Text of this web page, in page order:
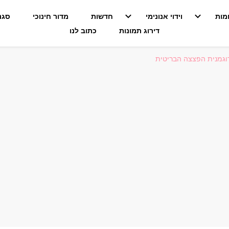
וידוי אנונימי חדשות מדור חינוכי
דירוג תמונות
כתוב לנו
הפצצה הבריטית